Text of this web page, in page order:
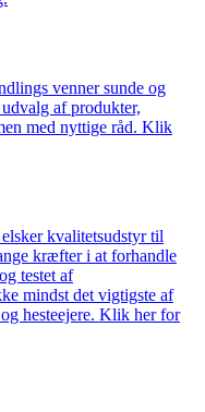
venner sunde og
af produkter,
med nyttige råd. Klik
kvalitetsudstyr til
kræfter i at forhandle
testet af
mindst det vigtigste af
hesteejere. Klik her for